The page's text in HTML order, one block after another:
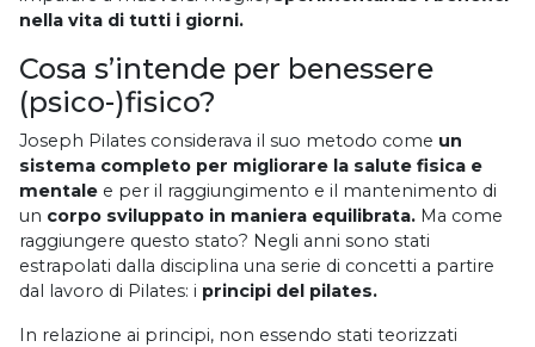
nella vita di tutti i giorni.
Cosa s’intende per benessere
(psico-)fisico?
Joseph Pilates considerava il suo metodo come un
sistema completo per migliorare la salute fisica e
mentale e per il raggiungimento e il mantenimento di
un corpo sviluppato in maniera equilibrata. Ma come
raggiungere questo stato? Negli anni sono stati
estrapolati dalla disciplina una serie di concetti a partire
dal lavoro di Pilates: i principi del pilates.
In relazione ai principi, non essendo stati teorizzati